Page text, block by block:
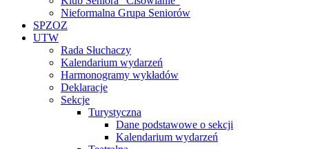
Nieformalna Grupa Seniorów
SPZOZ
UTW
Rada Słuchaczy
Kalendarium wydarzeń
Harmonogramy wykładów
Deklaracje
Sekcje
Turystyczna
Dane podstawowe o sekcji
Kalendarium wydarzeń